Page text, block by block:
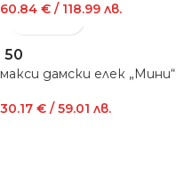
60.84 € / 118.99 лв.
50
макси дамски елек „Мини“
30.17 € / 59.01 лв.